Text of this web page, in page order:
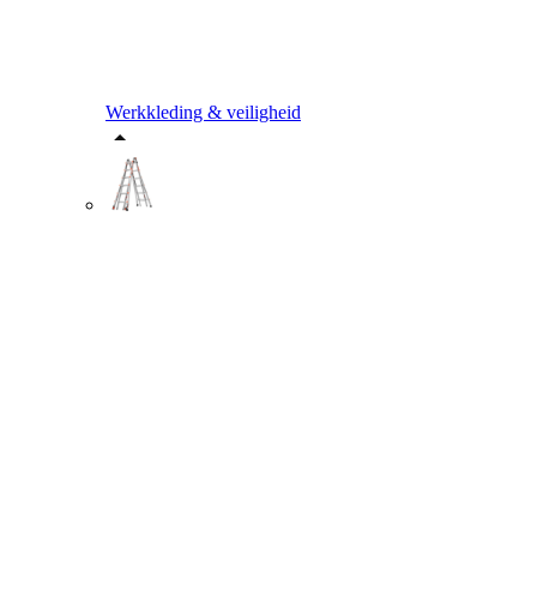
Werkkleding & veiligheid